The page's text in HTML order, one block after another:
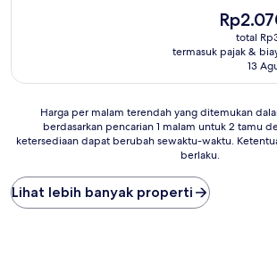
Harga
sekarang
total
termasuk pajak &
13
Harga
malam
yang
ditemukan
dalam
Harga per malam terendah yang ditemukan
berdasarkan pencarian 1 malam untuk 2 tamu
ketersediaan dapat berubah sewaktu-waktu.
berlaku.
Lihat lebih banyak properti